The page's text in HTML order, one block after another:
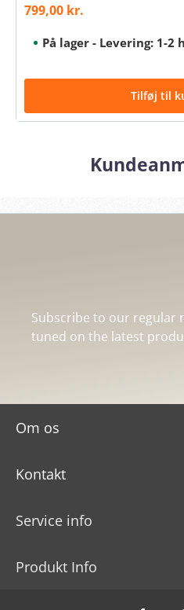
Sale price:
799,00 kr.
På lager - Levering: 1-2
Tilføj til
Subscribe to our regular
tuned on the latest
Om os
Kontakt
Service info
Produkt Info